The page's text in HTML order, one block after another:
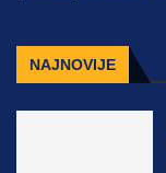
NAJNOVIJE